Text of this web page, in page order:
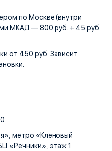
по Москве (внутри
МКАД — 800 руб. + 45 руб.
от 450 руб. Зависит
метро «Кленовый
«Речники», этаж 1